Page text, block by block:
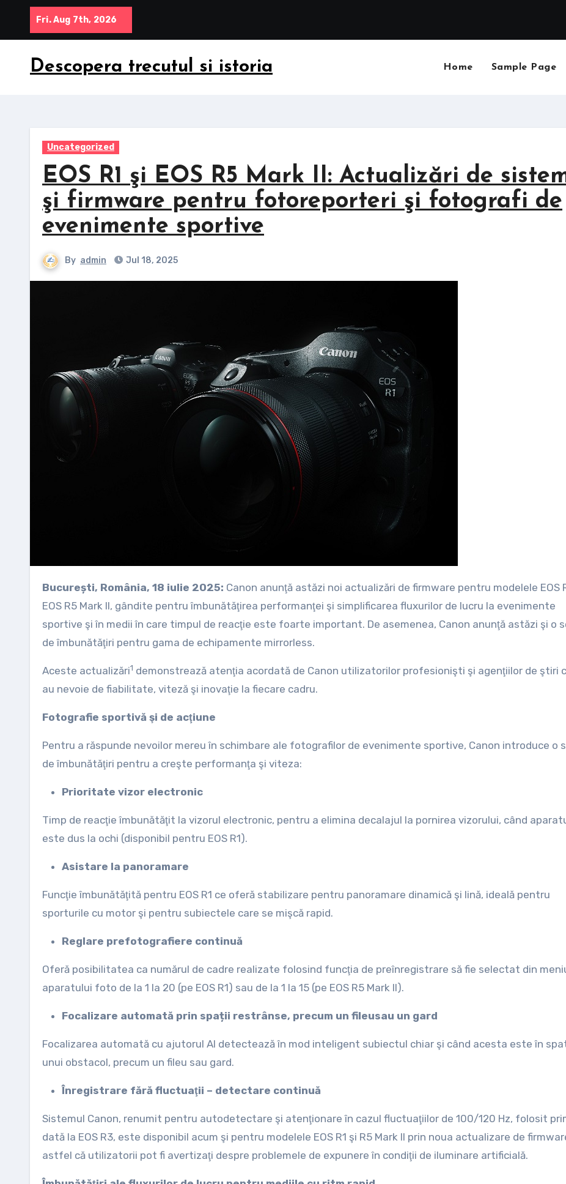
content
Fri. Aug 7th, 2026
Descopera trecutul si istoria Home Sample Page
Uncategorized
EOS R1 şi EOS R5 Mark II: Actualizări de
şi firmware pentru fotoreporteri şi fotografi de
evenimente sportive
By admin Jul 18, 2025
București, România, 18 iulie 2025: Canon anunţă astăzi noi actualizări de firmware pentru modelele EOS
EOS R5 Mark II, gândite pentru îmbunătăţirea performanţei şi simplificarea fluxurilor de lucru la evenimente
sportive şi în medii în care timpul de reacţie este foarte important. De asemenea, Canon anunţă astăzi şi o
de îmbunătăţiri pentru gama de echipamente mirrorless.
Aceste actualizări1 demonstrează atenţia acordată de Canon utilizatorilor profesionişti şi agenţiilor de ştiri
au nevoie de fiabilitate, viteză şi inovaţie la fiecare cadru.
Fotografie sportivă şi de acţiune
Pentru a răspunde nevoilor mereu în schimbare ale fotografilor de evenimente sportive, Canon introduce o
de îmbunătăţiri pentru a creşte performanţa şi viteza:
Prioritate vizor electronic
Timp de reacţie îmbunătăţit la vizorul electronic, pentru a elimina decalajul la pornirea vizorului, când
este dus la ochi (disponibil pentru EOS R1).
Asistare la panoramare
Funcţie îmbunătăţită pentru EOS R1 ce oferă stabilizare pentru panoramare dinamică şi lină, ideală pentru
sporturile cu motor şi pentru subiectele care se mişcă rapid.
Reglare prefotografiere continuă
Oferă posibilitatea ca numărul de cadre realizate folosind funcţia de preînregistrare să fie selectat din
aparatului foto de la 1 la 20 (pe EOS R1) sau de la 1 la 15 (pe EOS R5 Mark II).
Focalizare automată prin spații restrânse, precum un fileusau un gard
Focalizarea automată cu ajutorul AI detectează în mod inteligent subiectul chiar şi când acesta este în
unui obstacol, precum un fileu sau gard.
Înregistrare fără fluctuaţii – detectare continuă
Sistemul Canon, renumit pentru autodetectare şi atenţionare în cazul fluctuaţiilor de 100/120 Hz, folosit
dată la EOS R3, este disponibil acum şi pentru modelele EOS R1 şi R5 Mark II prin noua actualizare de
astfel că utilizatorii pot fi avertizaţi despre problemele de expunere în condiţii de iluminare artificială.